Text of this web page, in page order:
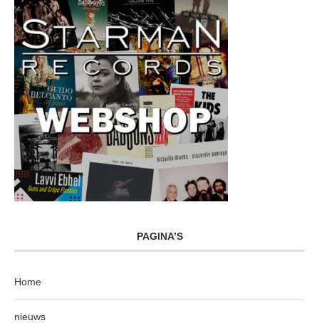
PAGINA’S
Home
nieuws